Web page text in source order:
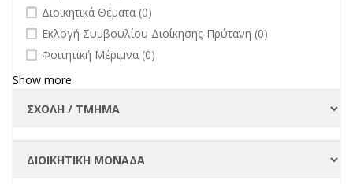
undefined
Διοικητικά Θέματα (0)
undefined
Εκλογή Συμβουλίου Διοίκησης-Πρύτανη (0)
undefined
Φοιτητική Μέριμνα (0)
Show more